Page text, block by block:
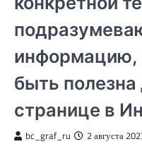
информацию,
быть полезна
странице в
bc_graf_ru 2 августа